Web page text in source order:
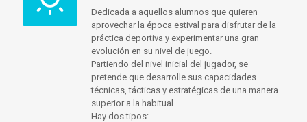
Dedicada a aquellos alumnos que quieren
aprovechar la época estival para disfrutar de la
práctica deportiva y experimentar una gran
evolución en su nivel de juego.
Partiendo del nivel inicial del jugador, se
pretende que desarrolle sus capacidades
técnicas, tácticas y estratégicas de una manera
superior a la habitual.
Hay dos tipos: